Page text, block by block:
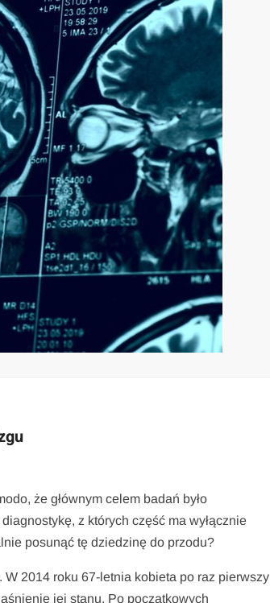
że głównym celem badań było
z których część ma wyłącznie
posunąć tę dziedzinę do przodu?
2014 roku 67-letnia kobieta po raz pierwszy
jej stanu. Po początkowych